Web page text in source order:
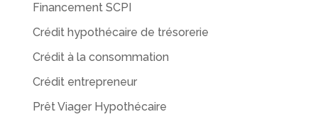
Financement SCPI
Crédit hypothécaire de trésorerie
Crédit à la consommation
Crédit entrepreneur
Prêt Viager Hypothécaire